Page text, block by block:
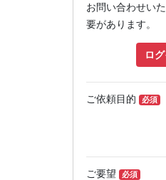
お問い合わせい
要があります。
ロ
ご依頼目的 必須
ご要望 必須